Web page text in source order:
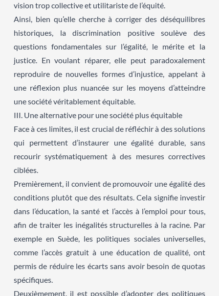
vision trop collective et utilitariste de l’équité.
Ainsi, bien qu’elle cherche à corriger des déséquilibres
historiques, la discrimination positive soulève des
questions fondamentales sur l’égalité, le mérite et la
justice. En voulant réparer, elle peut paradoxalement
reproduire de nouvelles formes d’injustice, appelant à
une réflexion plus nuancée sur les moyens d’atteindre
une société véritablement équitable.
III. Une alternative pour une société plus équitable
Face à ces limites, il est crucial de réfléchir à des solutions
qui permettent d’instaurer une égalité durable, sans
recourir systématiquement à des mesures correctives
ciblées.
Premièrement, il convient de promouvoir une égalité des
conditions plutôt que des résultats. Cela signifie investir
dans l’éducation, la santé et l’accès à l’emploi pour tous,
afin de traiter les inégalités structurelles à la racine. Par
exemple en Suède, les politiques sociales universelles,
comme l’accès gratuit à une éducation de qualité, ont
permis de réduire les écarts sans avoir besoin de quotas
spécifiques.
Deuxièmement, il est possible d’adopter des politiques